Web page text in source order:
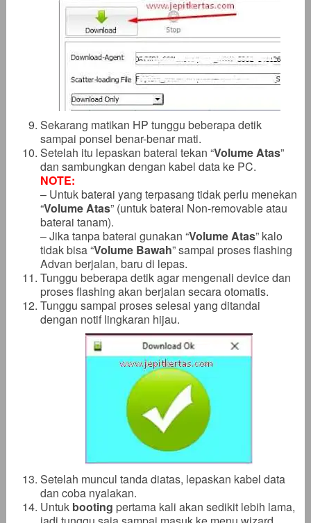
Sekarang matikan HP tunggu beberapa detik
sampai ponsel benar-benar mati.
Setelah itu lepaskan baterai tekan “Volume Atas”
dan sambungkan dengan kabel data ke PC.
NOTE:
– Untuk baterai yang terpasang tidak perlu menekan
“Volume Atas” (untuk baterai Non-removable atau
baterai tanam).
– Jika tanpa baterai gunakan “Volume Atas” kalo
tidak bisa “Volume Bawah” sampai proses flashing
Advan berjalan, baru di lepas.
Tunggu beberapa detik agar mengenali device dan
proses flashing akan berjalan secara otomatis.
Tunggu sampai proses selesai yang ditandai
dengan notif lingkaran hijau.
Setelah muncul tanda diatas, lepaskan kabel data
dan coba nyalakan.
Untuk booting pertama kali akan sedikit lebih lama,